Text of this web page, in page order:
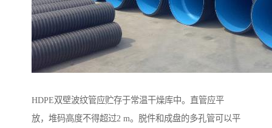
HDPE双壁波纹管应贮存于常温干燥库中。直管应平
放，堆码高度不得超过2 m。脱件和成盘的多孔管可以平